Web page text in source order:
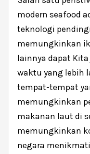
modern seafood
teknologi
memungkinkan
lainnya dapat
waktu yang lebih
tempat-tempat
memungkinkan
makanan laut di
memungkinkan
negara